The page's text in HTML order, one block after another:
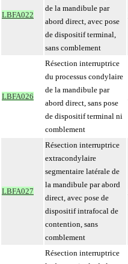
LBFA022
de la mandibule par
abord direct, avec pose
de dispositif terminal,
sans comblement
LBFA026
Résection interruptrice
du processus condylaire
de la mandibule par
abord direct, sans pose
de dispositif terminal ni
comblement
LBFA027
Résection interruptrice
extracondylaire
segmentaire latérale de
la mandibule par abord
direct, avec pose de
dispositif intrafocal de
contention, sans
comblement
Résection interruptrice